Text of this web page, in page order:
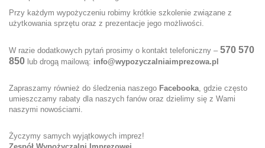
Przy każdym wypożyczeniu robimy krótkie szkolenie związane z
użytkowania sprzętu oraz z prezentacje jego możliwości.
W razie dodatkowych pytań prosimy o kontakt telefoniczny – 570 570
850 lub drogą mailową: info@wypozyczalniaimprezowa.pl
Zapraszamy również do śledzenia naszego Facebooka, gdzie często
umieszczamy rabaty dla naszych fanów oraz dzielimy się z Wami
naszymi nowościami.
Życzymy samych wyjątkowych imprez!